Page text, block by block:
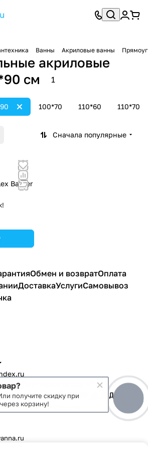
Ванны Акриловые ванны
акриловые
см
1
100*70 110*60 110*70
Сначала популярные
Baitler
Обмен и возвратОплата
ДоставкаУслугиСамовывоз
Пятницкое шоссе 47
получите скидку при
корзину!